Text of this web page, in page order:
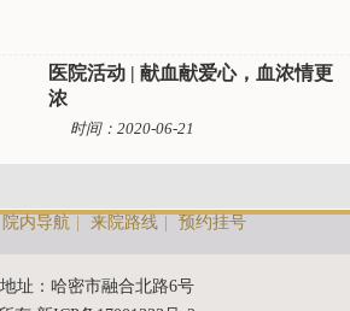
医院活动 | 献血献爱心，血浓情更
浓
时间：2020-06-21
院内导航 | 来院路线 | 预约挂号
址：哈密市融合北路6号